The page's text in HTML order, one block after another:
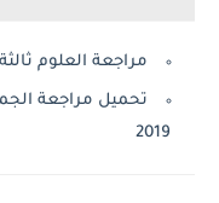
مراجعة العلوم ثالثة
تحميل مراجعة
2019